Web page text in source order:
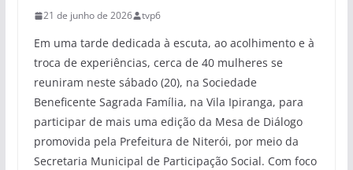
21 de junho de 2026 tvp6
Em uma tarde dedicada à escuta, ao acolhimento e à
troca de experiências, cerca de 40 mulheres se
reuniram neste sábado (20), na Sociedade
Beneficente Sagrada Família, na Vila Ipiranga, para
participar de mais uma edição da Mesa de Diálogo
promovida pela Prefeitura de Niterói, por meio da
Secretaria Municipal de Participação Social. Com foco